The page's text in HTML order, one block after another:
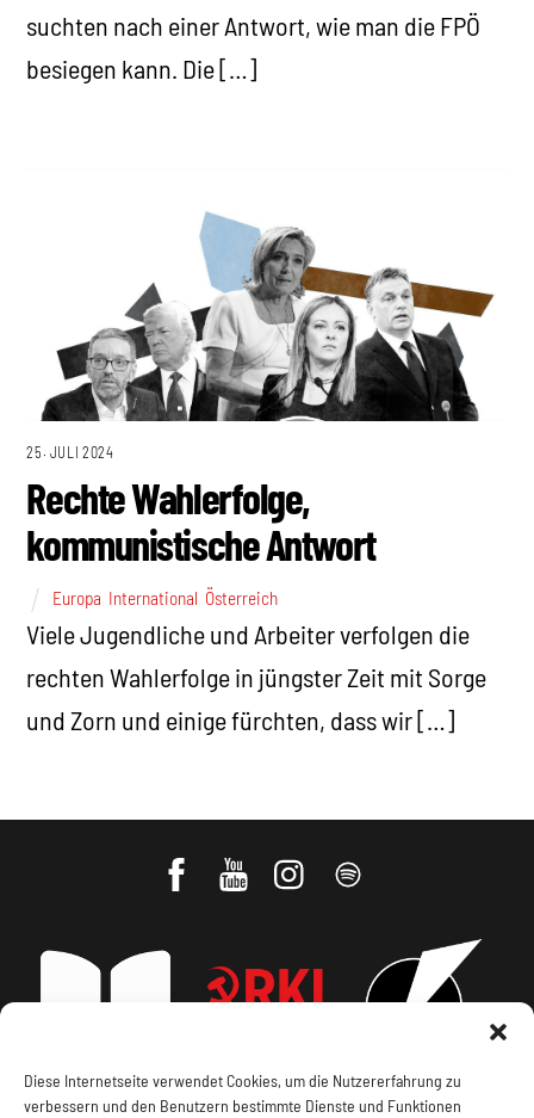
Diese Internetseite verwendet Cookies, um die Nutzererfahrung zu
verbessern und den Benutzern bestimmte Dienste und Funktionen
suchten nach einer Antwort, wie man die FPÖ
besiegen kann. Die […]
25. JULI 2024
Rechte Wahlerfolge,
kommunistische Antwort
Europa International Österreich
Viele Jugendliche und Arbeiter verfolgen die
rechten Wahlerfolge in jüngster Zeit mit Sorge
und Zorn und einige fürchten, dass wir […]